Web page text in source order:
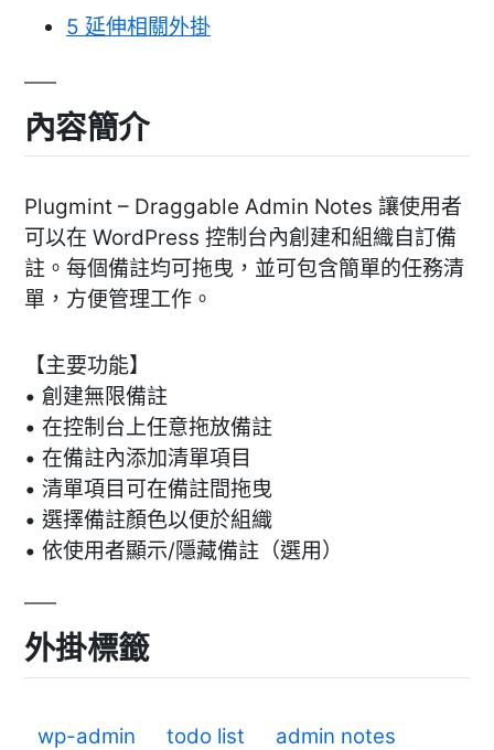
5 延伸相關外掛
內容簡介
Plugmint – Draggable Admin Notes 讓使用者
可以在 WordPress 控制台內創建和組織自訂備
註。每個備註均可拖曳，並可包含簡單的任務清
單，方便管理工作。
【主要功能】
• 創建無限備註
• 在控制台上任意拖放備註
• 在備註內添加清單項目
• 清單項目可在備註間拖曳
• 選擇備註顏色以便於組織
• 依使用者顯示/隱藏備註（選用）
外掛標籤
wp-admin todo list
admin notes